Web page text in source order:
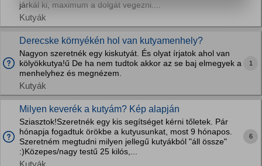
járkál ki, maximum a dolgát vegezni....
Kutyák
Derecske környékén hol van kutyamenhely?
Nagyon szeretnék egy kiskutyát. És olyat írjatok ahol van
kölyökkutya!ű De ha nem tudtok akkor az se baj elmegyek a
menhelyhez és megnézem.
Kutyák
1
Milyen keverék a kutyám? Kép alapján
Sziasztok!Szeretnék egy kis segítséget kérni tőletek. Pár
hónapja fogadtuk örökbe a kutyusunkat, most 9 hónapos.
Szeretném megtudni milyen jellegű kutyákból "áll össze"
:)Közepes/nagy testű 25 kilós,...
Kutyák
6